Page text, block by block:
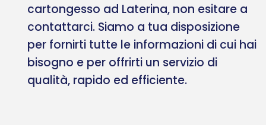
cartongesso ad Laterina, non esitare a
contattarci. Siamo a tua disposizione
per fornirti tutte le informazioni di cui hai
bisogno e per offrirti un servizio di
qualità, rapido ed efficiente.